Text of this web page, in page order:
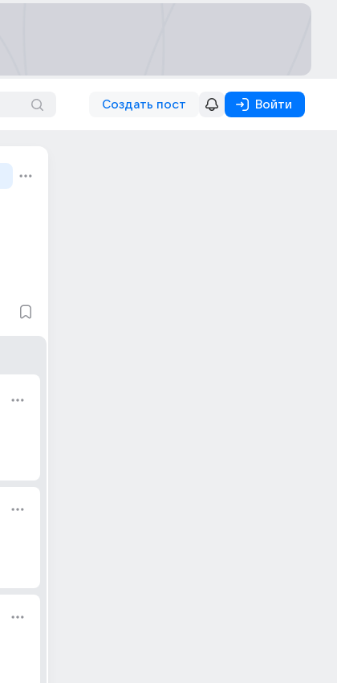
Создать пост Войти